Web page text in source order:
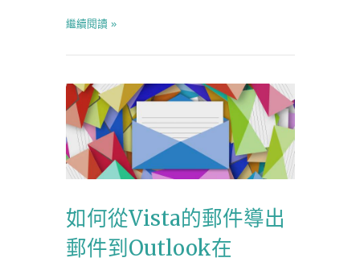
繼續閱讀 »
如何從Vista的郵件導出
郵件到Outlook在